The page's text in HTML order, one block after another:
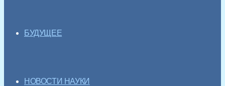
БУДУЩЕЕ
НОВОСТИ НАУКИ